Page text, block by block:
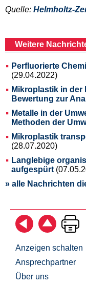
Quelle: Helmholtz-
Weitere
Perfluorierte
(29.04.2022)
Mikroplastik in der
Bewertung zur
Metalle in der
Methoden der
Mikroplastik
(28.07.2020)
Langlebige
aufgespürt
» alle Nachrichten
Anzeigen schalten
Ansprechpartner
Über uns